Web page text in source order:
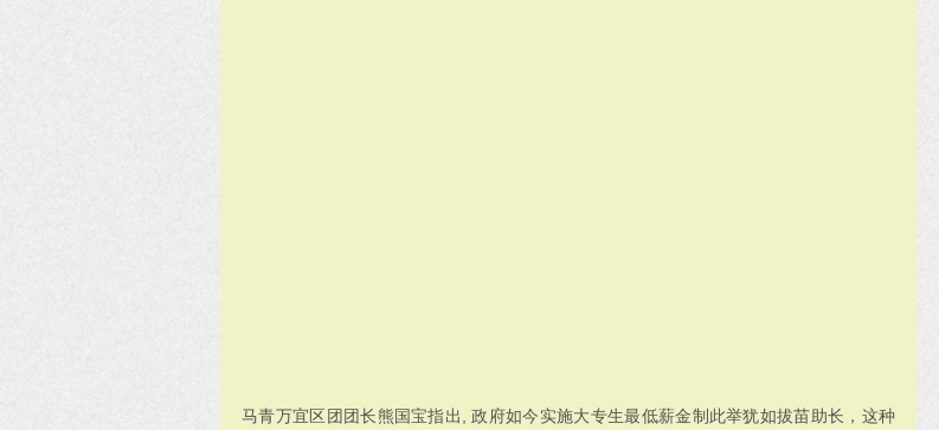
马青万宜区团团长熊国宝指出, 政府如今实施大专生最低薪金制此举犹如拔苗助长，这种